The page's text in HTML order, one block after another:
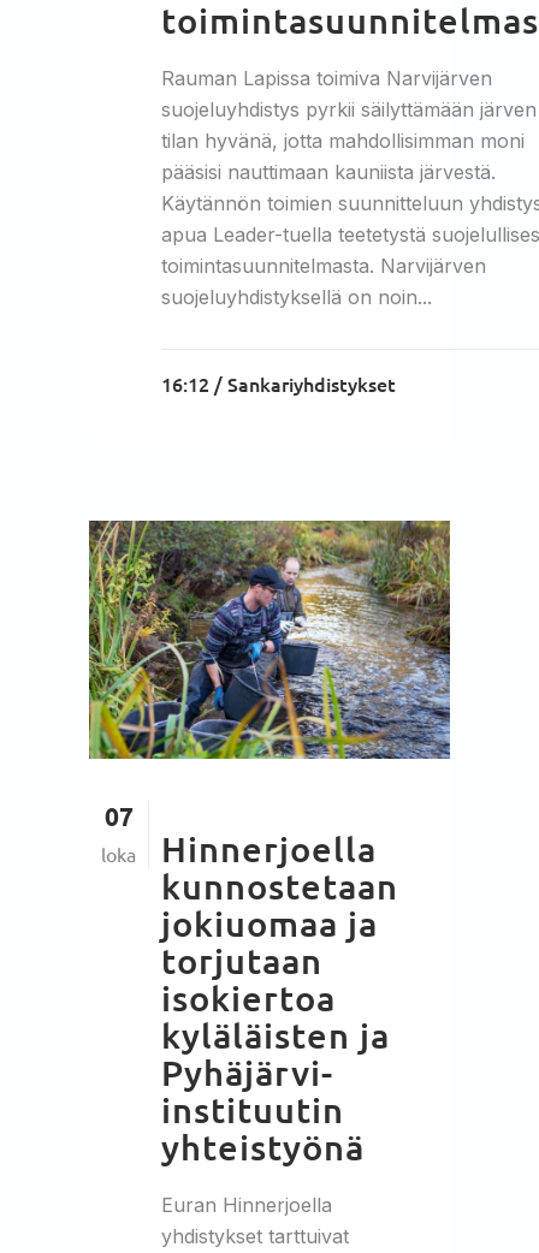
Rauman Lapissa toimiva Narvijärven
suojeluyhdistys pyrkii säilyttämään järven
tilan hyvänä, jotta mahdollisimman moni
pääsisi nauttimaan kauniista järvestä.
Käytännön toimien suunnitteluun
apua Leader-tuella teetetystä
toimintasuunnitelmasta. Narvijärven
suojeluyhdistyksellä on noin...
16:12 /Sankariyhdistykset
07
loka
Hinnerjoella
kunnostetaan
jokiuomaa ja
torjutaan
isokiertoa
kyläläisten ja
Pyhäjärvi-
instituutin
yhteistyönä
Euran Hinnerjoella
yhdistykset tarttuivat